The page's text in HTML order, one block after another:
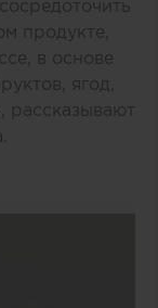
продукте,
в основе
ягод,
рассказывают